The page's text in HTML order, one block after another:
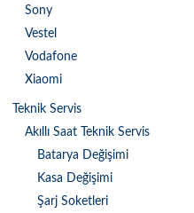
Sony
Vestel
Vodafone
Xiaomi
Teknik Servis
Akıllı Saat Teknik Servis
Batarya Değişimi
Kasa Değişimi
Şarj Soketleri